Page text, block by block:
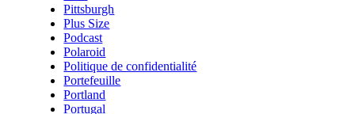
Pittsburgh
Plus Size
Podcast
Polaroid
Politique de confidentialité
Portefeuille
Portland
Portugal